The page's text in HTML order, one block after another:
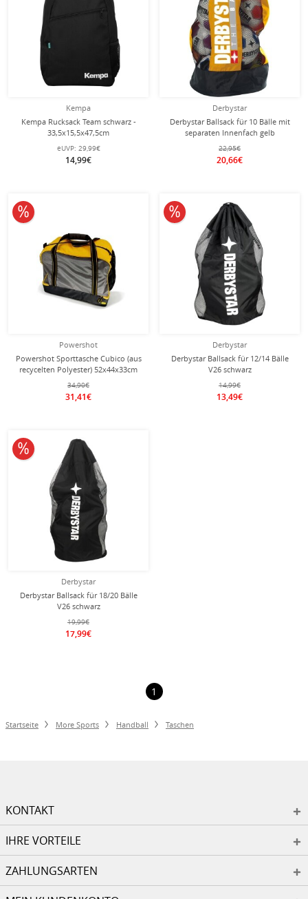
Kempa
Kempa Rucksack Team schwarz -
33,5x15,5x47,5cm
eUVP: 29,99€
14,99€
Derbystar
Derbystar Ballsack für 10 Bälle mit
separaten Innenfach gelb
22,95€
20,66€
Powershot
Powershot Sporttasche Cubico (aus
recycelten Polyester) 52x44x33cm
-75 liter- schwarz/gelb
34,90€
31,41€
10% reduziert
Derbystar
Derbystar Ballsack für 12/14 Bälle
V26 schwarz
14,99€
13,49€
10% reduziert
Derbystar
Derbystar Ballsack für 18/20 Bälle
V26 schwarz
19,99€
17,99€
10% reduziert
1
Startseite More Sports Handball Taschen
KONTAKT
IHRE VORTEILE
ZAHLUNGSARTEN